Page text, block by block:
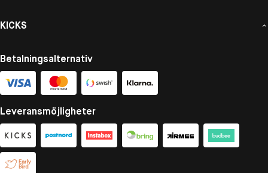
KICKS
Betalningsalternativ
Leveransmöjligheter